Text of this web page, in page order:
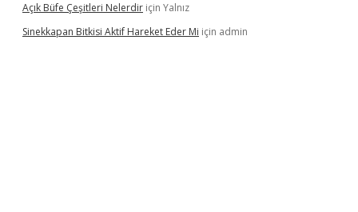
Açık Büfe Çeşitleri Nelerdir için Yalnız
Sinekkapan Bitkisi Aktif Hareket Eder Mi için admin